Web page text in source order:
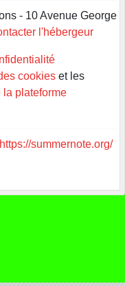
- 10 Avenue George
l'hébergeur
cookies et les
la plateforme
https://summernote.org/